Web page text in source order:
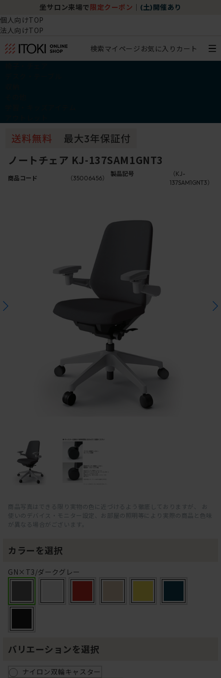
坐サロン来場で 限定クーポン (土)開催あり
個人向けTOP
法人向けTOP
検索マイページ お気に入り カート
ノートチェア KJ-137SAM1GNT3
商品コード （35006456）
製品記号
（KJ-
137SAM1GNT3）
商品写真はできる限り実物の色に近づけるよう徹底しておりますが、 お
使いのデバイス・モニター設定、お部屋の照明等により実際の商品と色味
が異なる場合がございます。
カラーを選択
GN×T3/ダークグレー
バリエーションを選択
ナイロン双輪キャスター